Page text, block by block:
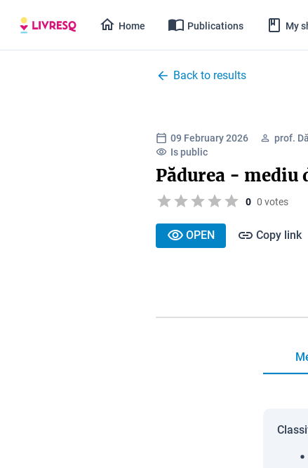
Home Publications My
Back to results
09 February 2026 prof.
Is public
Pădurea - mediu
0 0 votes
OPEN Copy link